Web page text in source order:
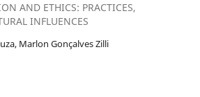
AND ETHICS: PRACTICES,
INFLUENCES
Marlon Gonçalves Zilli